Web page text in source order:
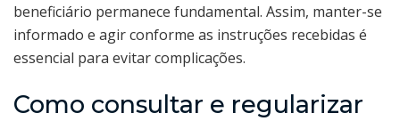
beneficiário permanece fundamental. Assim, manter-se
informado e agir conforme as instruções recebidas é
essencial para evitar complicações.
Como consultar e regularizar